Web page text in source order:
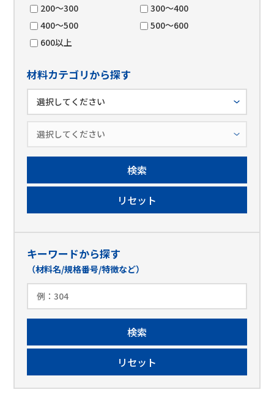
200～300
300～400
400～500
500～600
600以上
材料カテゴリから探す
キーワードから探す
（材料名/規格番号/特徴など）